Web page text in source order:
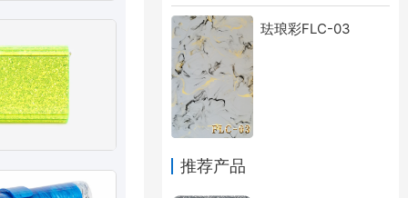
珐琅彩FLC-03
推荐产品